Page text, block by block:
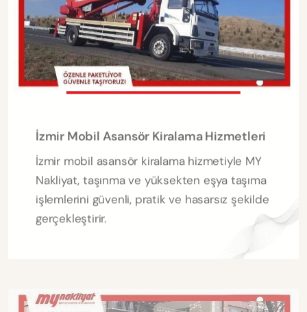
İzmir Mobil Asansör Kiralama Hizmetleri
İzmir mobil asansör kiralama hizmetiyle MY
Nakliyat, taşınma ve yüksekten eşya taşıma
işlemlerini güvenli, pratik ve hasarsız şekilde
gerçekleştirir.